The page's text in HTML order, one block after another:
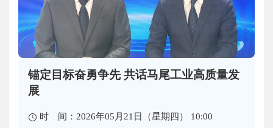
锚定目标奋勇争先 共话马尾工业高质量发
展
时 间：2026年05月21日（星期四） 10:00